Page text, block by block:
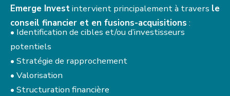
Emerge Investintervient principalement à travers le
conseil financier et en fusions-acquisitions :
• Identification de cibles et/ou d’investisseurs
potentiels
• Stratégie de rapprochement
• Valorisation
• Structuration financière